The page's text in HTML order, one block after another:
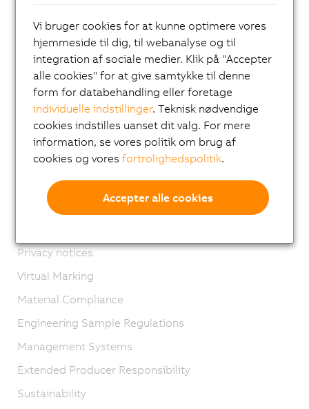
Blog
AutoMates
Email news service
Karriere
Lokationer
Kontakt os
Imprint
Privacy notices
Virtual Marking
Material Compliance
Engineering Sample Regulations
Management Systems
Extended Producer Responsibility
Sustainability
Vi bruger cookies for at kunne optimere vores
hjemmeside til dig, til webanalyse og til
integration af sociale medier. Klik på "Accepter
alle cookies" for at give samtykke til denne
form for databehandling eller foretage
individuelle indstillinger. Teknisk nødvendige
cookies indstilles uanset dit valg. For mere
information, se vores politik om brug af
cookies og voresfortrolighedspolitik.
Accepter alle cookies